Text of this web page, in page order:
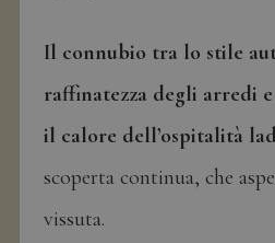
Il connubio tra lo stile
raffinatezza degli arredi
il calore dell’ospitalità
scoperta continua, che
vissuta.